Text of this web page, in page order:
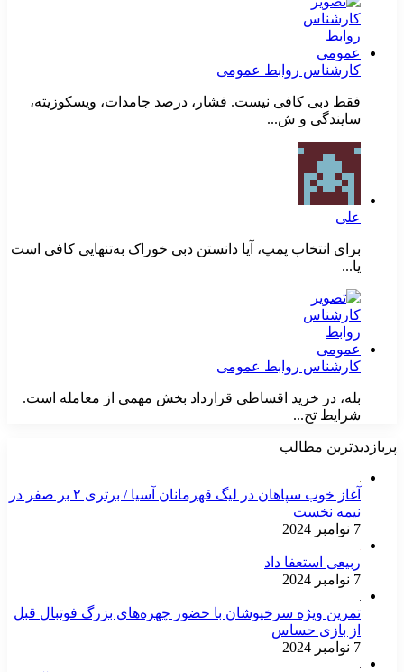
کارشناس روابط عمومی
فقط دبی کافی نیست. فشار، درصد جامدات، ویسکوزیته،
سایندگی و ش...
علی
برای انتخاب پمپ، آیا دانستن دبی خوراک به‌تنهایی کافی است
یا...
کارشناس روابط عمومی
بله، در خرید اقساطی قرارداد بخش مهمی از معامله است.
شرایط تح...
پربازدیدترین مطالب
آغاز خوب سپاهان در لیگ قهرمانان آسیا / برتری ۲ بر صفر در
نیمه نخست
7 نوامبر 2024
ربیعی استعفا داد
7 نوامبر 2024
تمرین ویژه سرخپوشان با حضور چهره‌های بزرگ فوتبال قبل
از بازی حساس
7 نوامبر 2024